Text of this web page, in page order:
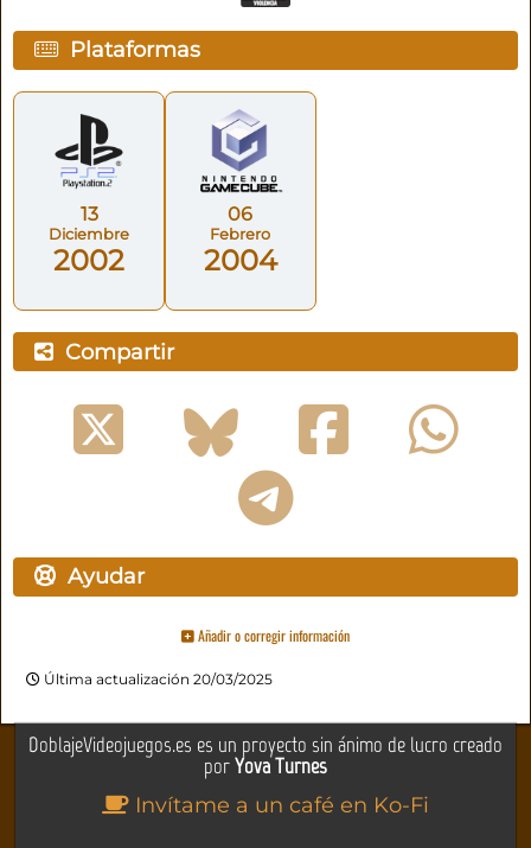
Plataformas
13
Diciembre
2002
06
Febrero
2004
Compartir
Ayudar
Añadir o corregir información
Última actualización 20/03/2025
DoblajeVideojuegos.es es un proyecto sin ánimo de lucro creado
porYova Turnes
Invítame a un café en Ko-Fi